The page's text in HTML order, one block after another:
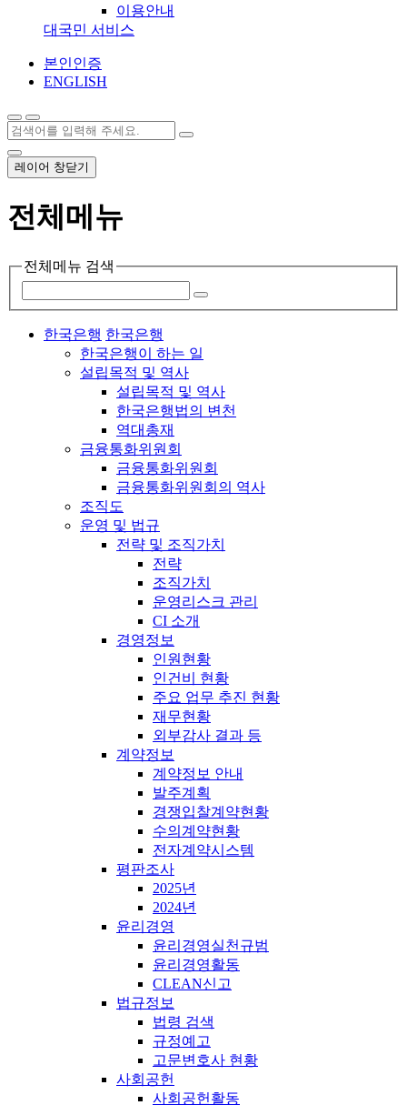
이용안내
대국민 서비스
본인인증
ENGLISH
레이어 창닫기
전체메뉴
전체메뉴 검색
한국은행 한국은행
한국은행이 하는 일
설립목적 및 역사
설립목적 및 역사
한국은행법의 변천
역대총재
금융통화위원회
금융통화위원회
금융통화위원회의 역사
조직도
운영 및 법규
전략 및 조직가치
전략
조직가치
운영리스크 관리
CI 소개
경영정보
인원현황
인건비 현황
주요 업무 추진 현황
재무현황
외부감사 결과 등
계약정보
계약정보 안내
발주계획
경쟁입찰계약현황
수의계약현황
전자계약시스템
평판조사
2025년
2024년
윤리경영
윤리경영실천규범
윤리경영활동
CLEAN신고
법규정보
법령 검색
규정예고
고문변호사 현황
사회공헌
사회공헌활동